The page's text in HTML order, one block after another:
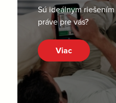
Sú ideálnym riešením
práve pre vás?
Viac